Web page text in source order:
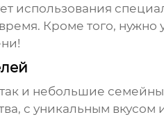
использования
Кроме того, нужно
и небольшие
с уникальным вкусом